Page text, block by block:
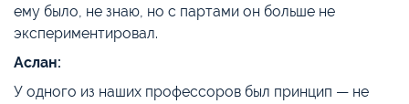
ему было, не знаю, но с партами он больше не
экспериментировал.
Аслан:
У одного из наших профессоров был принцип — не